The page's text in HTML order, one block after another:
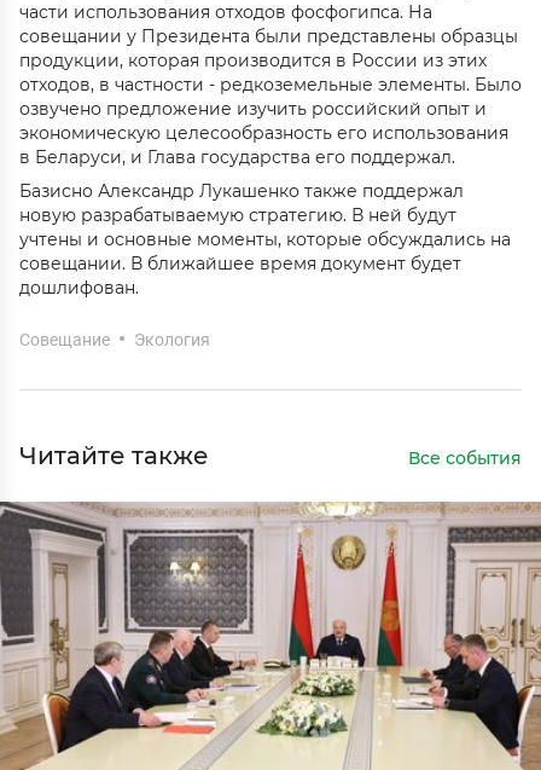
части использования отходов фосфогипса. На
совещании у Президента были представлены образцы
продукции, которая производится в России из этих
отходов, в частности - редкоземельные элементы. Было
озвучено предложение изучить российский опыт и
экономическую целесообразность его использования
в Беларуси, и Глава государства его поддержал.
Базисно Александр Лукашенко также поддержал
новую разрабатываемую стратегию. В ней будут
учтены и основные моменты, которые обсуждались на
совещании. В ближайшее время документ будет
дошлифован.
Совещание Экология
Читайте также Все события